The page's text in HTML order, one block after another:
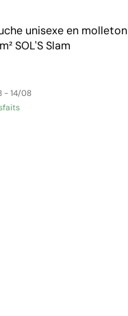
unisexe en molleton
SOL'S Slam
- 14/08